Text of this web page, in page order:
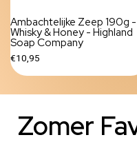
Ambachtelijke Zeep 190g -
Whisky & Honey - Highland
Soap Company
€10,95
Zomer